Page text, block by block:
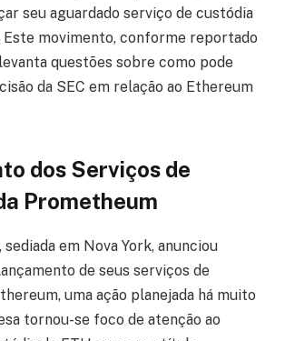
seu aguardado serviço de custódia
Este movimento, conforme reportado
questões sobre como pode
da SEC em relação ao Ethereum
dos Serviços de
Prometheum
em Nova York, anunciou
de seus serviços de
uma ação planejada há muito
tornou-se foco de atenção ao